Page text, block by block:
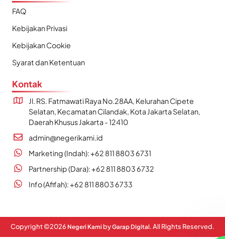
FAQ
Kebijakan Privasi
Kebijakan Cookie
Syarat dan Ketentuan
Kontak
Jl. RS. Fatmawati Raya No.28AA, Kelurahan Cipete
Selatan, Kecamatan Cilandak, Kota Jakarta Selatan,
Daerah Khusus Jakarta - 12410
admin@negerikami.id
Marketing (Indah): +62 811 8803 6731
Partnership (Dara): +62 811 8803 6732
Info (Afifah): +62 811 8803 6733
Copyright ©2026 Negeri Kami byGarap Digital. All Rights Reserved.